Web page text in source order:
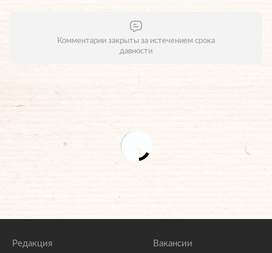
Комментарии закрыты за истечением срока
давности
Редакция Вакансии